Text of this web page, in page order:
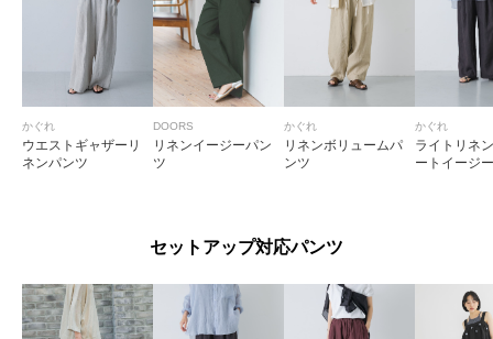
かぐれ
ウエストギャザーリ
ネンパンツ
DOORS
リネンイージーパン
ツ
かぐれ
リネンボリュームパ
ンツ
かぐれ
ライトリネ
ートイージ
セットアップ対応パンツ